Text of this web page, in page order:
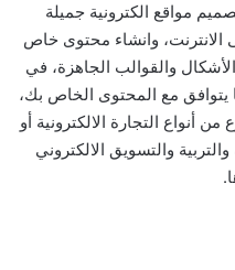
مواقع الكترونية جميلة
الانترنت، وانشاء محتوى خاص
والقوالب الجاهزة، في
مع المحتوى الخاص بك،
أنواع التجارة الالكترونية أو
والتسويق الالكتروني